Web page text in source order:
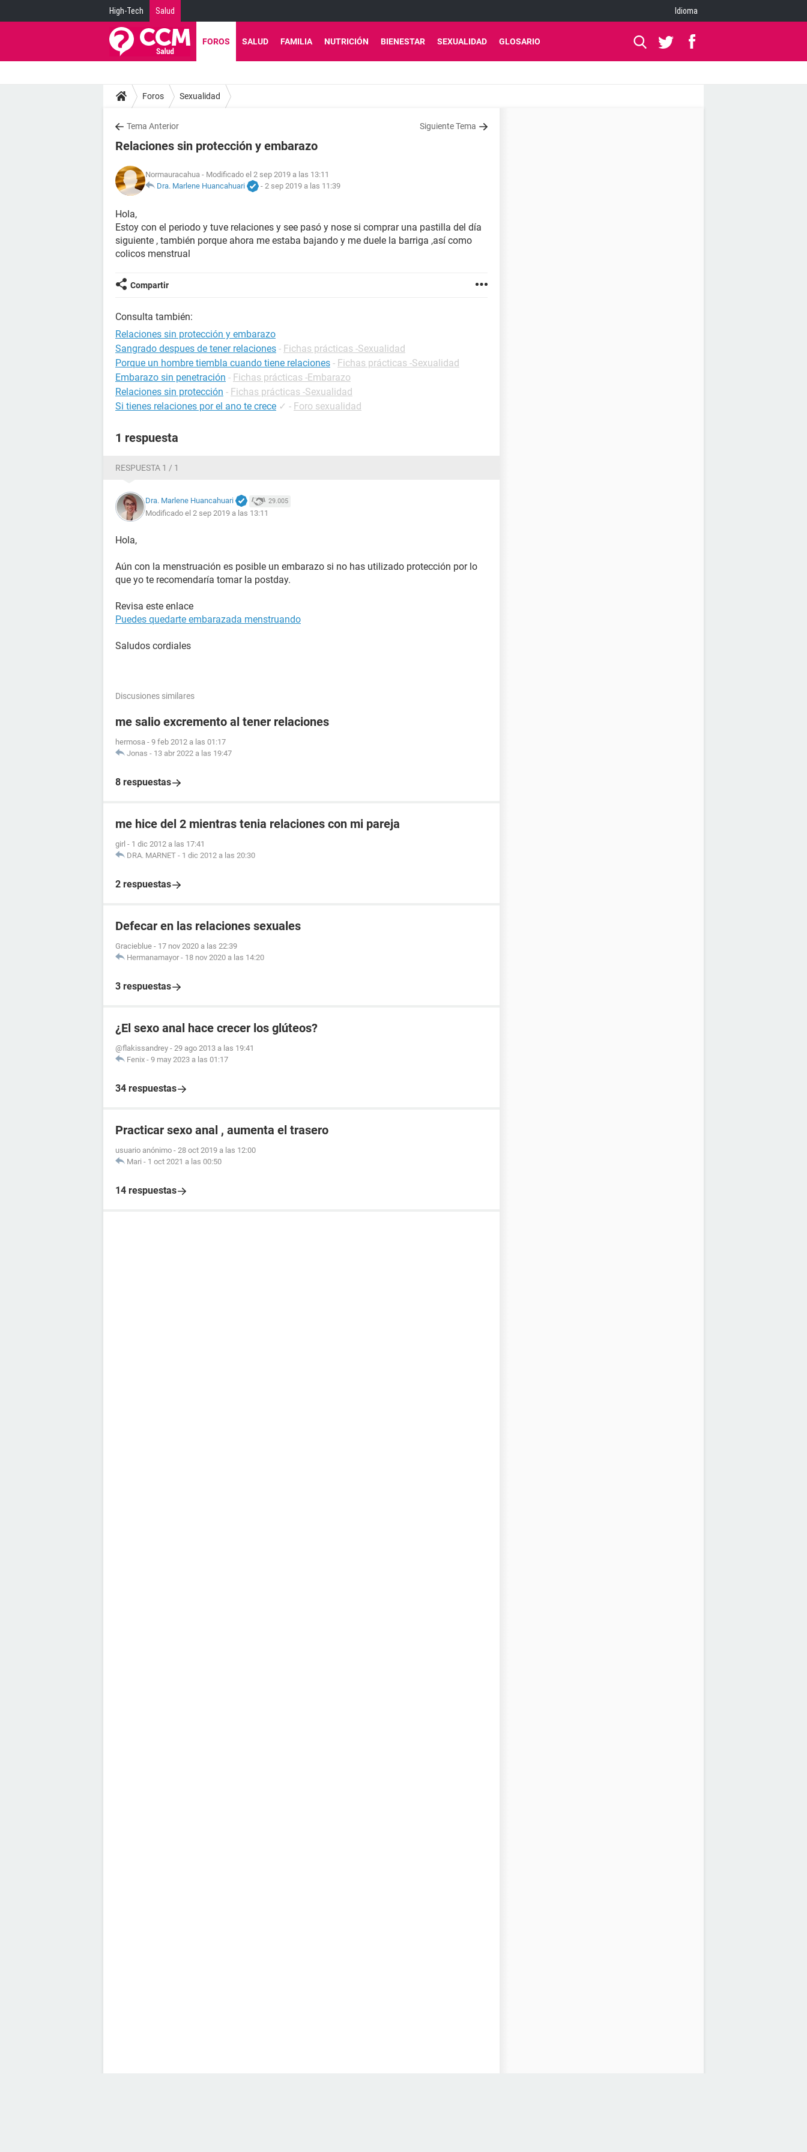
High-Tech Salud Idioma
FOROS SALUD FAMILIA NUTRICIÓN BIENESTAR SEXUALIDAD GLOSARIO
Foros Sexualidad
Tema Anterior Siguiente Tema
Relaciones sin protección y embarazo
Normauracahua - Modificado el 2 sep 2019 a las 13:11
Dra. Marlene Huancahuari
- 2 sep 2019 a las 11:39
Hola,
Estoy con el periodo y tuve relaciones y see pasó y nose si comprar una pastilla del día
siguiente , también porque ahora me estaba bajando y me duele la barriga ,así como
colicos menstrual
Compartir
Consulta también:
Relaciones sin protección y embarazo
Sangrado despues de tener relaciones - Fichas prácticas -Sexualidad
Porque un hombre tiembla cuando tiene relaciones - Fichas prácticas -Sexualidad
Embarazo sin penetración - Fichas prácticas -Embarazo
Relaciones sin protección - Fichas prácticas -Sexualidad
Si tienes relaciones por el ano te crece ✓ - Foro sexualidad
1 respuesta
RESPUESTA 1 / 1
Dra. Marlene Huancahuari 29.005
Modificado el 2 sep 2019 a las 13:11
Hola,
Aún con la menstruación es posible un embarazo si no has utilizado protección por lo
que yo te recomendaría tomar la postday.
Revisa este enlace
Puedes quedarte embarazada menstruando
Saludos cordiales
Discusiones similares
me salio excremento al tener relaciones
hermosa - 9 feb 2012 a las 01:17
Jonas - 13 abr 2022 a las 19:47
8 respuestas
me hice del 2 mientras tenia relaciones con mi pareja
girl - 1 dic 2012 a las 17:41
DRA. MARNET - 1 dic 2012 a las 20:30
2 respuestas
Defecar en las relaciones sexuales
Gracieblue - 17 nov 2020 a las 22:39
Hermanamayor - 18 nov 2020 a las 14:20
3 respuestas
¿El sexo anal hace crecer los glúteos?
@flakissandrey - 29 ago 2013 a las 19:41
Fenix - 9 may 2023 a las 01:17
34 respuestas
Practicar sexo anal , aumenta el trasero
usuario anónimo - 28 oct 2019 a las 12:00
Mari - 1 oct 2021 a las 00:50
14 respuestas